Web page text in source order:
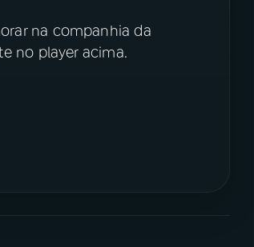
na companhia da
no player acima.